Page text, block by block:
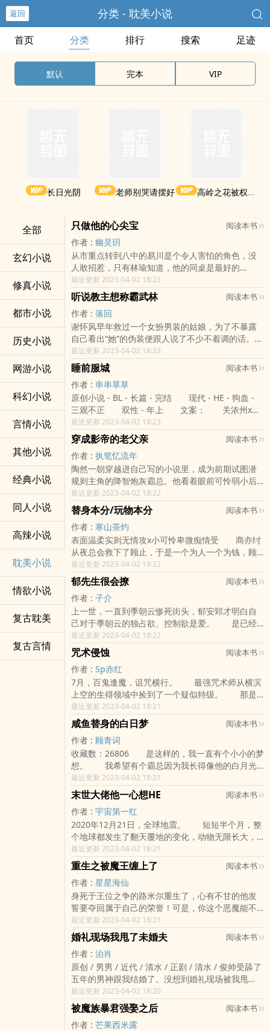
返回 分类 - 耽美小说
首页 分类 排行 搜索 足迹
默认 完本 VIP
长日光阴 老师别哭请摆好 高岭之花被权贵轮了后
全部
玄幻小说
修真小说
都市小说
历史小说
网游小说
科幻小说
言情小说
其他小说
经典小说
同人小说
高辣小说
耽美小说
情欲小说
复古耽美
复古言情
只做他的心尖宝 阅读本书
作者 : 幽灵玥
从市重点转到八中的易川是个令人害怕的角色，没
人敢招惹，只有林瑜知道，他的同桌是最好的
人。 林瑜一直觉得，自己是一个不够幸运的
人，直到遇见易川，在他的眼里，同桌细心聪明，
开朗活泼，没有什么不会的东西，这样的人应该家
庭美满幸福，可是越接触他才知道，这世上会有人
比他更不幸，可却比他活的更精彩。 易川是林
瑜灰暗里照射进来的一缕光，他拼了命想要把光留
下。 ——后来易川事业有成，成了年轻人眼中
的香饽饽，可就是这样的他，却毫不掩饰自己已有
对象，令所有人惋惜。 有人问过林瑜，你凭什
么霸占着易川，林瑜只是笑笑:“就凭，他只喜欢
我。” 又有人问易川，优秀的人那么多，你为什
么选择了林瑜。 易川抬手捏住林瑜为他设计的
耳钉，露出了手上宣示主权的钻戒:“因为我如今的一
切都是为了他而奋斗，我的动力就是想成为他的未
来。”我们是彼此的一切，非你不可。 ☆不虐，
不虐，不虐，重要的事情说三遍！☆互宠，甜文，
要透过表象（简介）看内质。 分类：HE 青春 校
园 现代 各位书友要是觉得《只做他的心尖宝》还不
错的话请不要忘记向您QQ群和微博里的朋友推荐
哦！
最近更新 2023-04-02 18:23
听说教主想称霸武林 阅读本书
作者 : 落回
谢怀风早年救过一个女扮男装的姑娘，为了不暴露
自己看出“她”的伪装便跟人说了不少不着调的话。没
想到几年后这“姑娘”竟然找了回来，却不见当年眉清
目秀的样子，任谁都能看出是个锋芒毕露的少年。
少年在江湖上名声大噪，传说是个杀人不眨眼的魔
头，却被谢怀风夸上一句就红了耳朵。-谢怀风手里
拿着茶馆买来的话本，边翻边念。“杀人如麻，嗜血
成狂？”郁迟：“…没有。”“沉默寡言，脾气古怪？”郁
迟：“…也没有。”“与风流剑多年宿敌，二人恩怨纠葛
深重？”郁迟：“…有恩，无怨。”谢怀风看到最后，
“还曾与教众承诺定带领魔教血洗江湖称霸武林？”郁
迟：“……”-假风流真无情攻（谢怀风）x假冷血真深
情受（郁迟），强强，暗恋→甜宠剧情简单，大白
话，涉及很少一点朝堂，看个乐子不要太较真！卷
一攻视角多卷二受视角多，总体来说不分主攻或
受，在意主攻主受的小可爱慎重！ 各位书友要是觉
得《听说教主想称霸武林》还不错的话请不要忘记
向您QQ群和微博里的朋友推荐哦！
最近更新 2023-04-02 18:23
睡前服城 阅读本书
作者 : 串串草草
原创小说 - BL - 长篇 - 完结 现代 - HE - 狗血 -
三观不正 双性 - 年上 文案： 关浓州x陈
梦刀 理想主义二极管遇上衣冠禽兽老流氓
封建大家长老流氓攻x（伪）毒舌心软丢球跑受
年上 学长学弟→师生 受前期医生后期律师 双性
破镜重圆 生子 依旧是非典型狗血和非典型渣贱
童养媳（误）生崽后丢球跑了 攻受年龄差10岁
雷点多文笔渣 章节名三个字的有肉 一切涉
及专业知识的都是瞎掰 是发生在另一个宇宙的故事
各位书友要是觉得《睡前服城》还不错的话请不要
忘记向您QQ群和微博里的朋友推荐哦！
最近更新 2023-04-02 18:23
穿成影帝的老父亲 阅读本书
作者 : 执笔忆流年
陶然一朝穿越进自己写的小说里，成为前期试图潜
规则主角的降智炮灰霸总。他看着眼前可怜弱小后
期大杀四方的儿砸满脸慈爱。 这鼻子这眉眼这
气度这八块腹肌！我儿砸天下第一帅！ 好人
脉，都是他的！好资源，都是他的！美人，都是他
的！ 甚至在片场霸气宣言：谁都别想欺负我儿
砸！ 众人：这是什么特殊的情趣？ 所有人
都以为陶然想潜晏池，连晏池自己都这么以为。可
他一直等啊等，等到他大红大紫，都成为国际巨星
了，却连金主的床单都没摸到！ 晏池：你到底
为什么对我这么好？ 陶然满脸慈爱：儿砸，不
用不好意思，爸爸相信你，其实哪怕没有我，你也
会很牛逼的，爸爸看好你哦！ 晏池：？？？我
他妈以为你想潜我，合着你竟然真的把我当儿子
养？！ 某人气势汹汹锁了门，扯了领带，对上
那张懵逼的脸冷笑道：来，好叫你知道知道，谁才
是爸爸！ 脑补恋爱苦逼影帝攻*操碎心的老父亲
沙雕霸总受 1、推荐基友主攻文：《快穿之登高
临下》BY甲子亥 2、双洁，无原型，勿带入
内容标签：娱乐圈 甜文 穿书 爽文 各位书友要是觉
得《穿成影帝的老父亲》还不错的话请不要忘记向
您QQ群和微博里的朋友推荐哦！
最近更新 2023-04-02 18:22
替身本分/玩物本分 阅读本书
作者 : 寒山茶灼
表面温柔实则无情攻x小可怜卑微痴情受 商亦纣
从夜总会救下了顾止，于是一个为人一个为钱，顾
止当了赵纣七年的情人。 不仅是情人，还是替
身。 商亦纣把顾止捧成了一个不温不火的明
星，顾止一直以为自己是商亦纣的替身预备役第一
名，直至另一个小玩物的出现，他猛然惊醒。
原来在他的金主心里，他也是随时可被替换
的。 狗血虐文 受不是传统好东西，但是传
统渣贱。 后期必有追妻火葬场 标签: 虐恋 狗
血 豪门 各位书友要是觉得《替身本分/玩物本分》
还不错的话请不要忘记向您QQ群和微博里的朋友推
荐哦！
最近更新 2023-04-02 18:22
郁先生很会撩 阅读本书
作者 : 子介
上一世，一直到季朝云惨死街头，郁安郅才明白自
己对于季朝云的独占欲、控制欲是爱。 是已经
刻在骨子里却不自知的爱。 可惜季朝云已经死
了。 重来一世季朝云：我刚刚跟人干架，人字
拖坏了。 郁安郅：我背你。 季朝云：这太
阳好刺眼。 郁安郅：（伸出手遮在眼帘上
方） 季朝云：大太阳底下，好热啊。 郁安
郅：（伸出手在脸颊处左右煽动）郁先生改邪归正
了啊，郁先生渣男变忠犬了，郁先生你慢点儿
撩。 分类：重生 HE 甜文 无脑宠妻攻 梨涡骗子
毒舌暴躁受 各位书友要是觉得《郁先生很会撩》还
不错的话请不要忘记向您QQ群和微博里的朋友推荐
哦！
最近更新 2023-04-02 18:22
咒术侵蚀 阅读本书
作者 : Sp赤红
7月，百鬼逢魔，诅咒横行。 最强咒术师从横滨
上空的生得领域中捡到了一个疑似特级。 那是
曾经的神明，陨灭之后被狂气污染的污浊诅
咒。 如今非神非人，亦不是咒灵的中也从死亡
中被唤醒，才发现死亡并不是结束，而是一个开
端。 五条：我想看看名为污浊的余烬中会开出
怎样的花。 中也：你是我无边疯狂中唯一的锚
点。 //不管你被污浊侵蚀到何种程度，我都会把
你的灵魂拉回来。 //和污浊进行灵魂共鸣是一种
什么体验？谢邀，神交的体验。 //污浊警
告！ 排雷： 1.世界观融合预警，噬魂、咒
术、5元神存在部分融合二设，有中也武器化设定
（请参考野良神器） 2.if线中也，首领宰跳楼后
开污浊死亡 3.主视角可能会在五条老师和中也之
间切换，cp五条x中也 4.正文完，番外大概不是
日更内容标签： 综漫 少年漫 文野 咒回 各位书友要
是觉得《咒术侵蚀》还不错的话请不要忘记向您QQ
群和微博里的朋友推荐哦！
最近更新 2023-04-02 18:21
咸鱼替身的白日梦 阅读本书
作者 : 顾青词
收藏数：26806 是这样的，我一直有个小小的梦
想。 我希望有个霸总因为我长得像他的白月光
而找上我，把我安置在大别墅里，对我很冷漠，从
来不睡觉，只是想念白月光时才过来看我的
脸。 白月光回来后，他利落的把别墅过户给
我，并且无情的给我几百万分手费，威胁我不准告
诉白月光，于是我只剩下大别墅和几百万孤苦度
日，想想都令人心疼。 我每天都祈祷着有一天
能遇到那位阔气的霸总 直到有一天，真的有霸
总从车上下来，冷冷的盯着我看。 “你开个条件
吧。” 内容标签： 豪门世家 情有独钟 因缘邂逅
甜文 各位书友要是觉得《咸鱼替身的白日梦》还不
错的话请不要忘记向您QQ群和微博里的朋友推荐
哦！
最近更新 2023-04-02 18:21
末世大佬他一心想HE 阅读本书
作者 : 宇宙第一红
2020年12月21日，全球地震。 短短半个月，整
个地球都发生了翻天覆地的变化，动物无限长大，
人类出现异能。 世界翻了一个新篇章，后世将
此称为灵气复苏。 无数人因此丧命，但同时，
也有人踩着鲜血和尸体往上爬。 爬到巅峰，掌
控一切。 掌控——你所爱的。 —— 沈
奕七岁的时候，交到一个好朋友。 好朋友家里
穷，吃不起饭，他就把好朋友带回家，藏到床底
下，把自己的好吃的都分给他一半。 后来，他
的好朋友长大了，翻上了他的床，锁住了他的
腿。 温和善良受×偏执狠辣攻 （现实向 陈老
大是个狠人） 内容标签： 豪门世家 爱情战争 末
世 升级流 各位书友要是觉得《末世大佬他一心想
HE》还不错的话请不要忘记向您QQ群和微博里的朋
友推荐哦！
最近更新 2023-04-02 18:21
重生之被魔王缠上了 阅读本书
作者 : 星星海仙
身死于王位之争的路米尔重生了，心有不甘的他发
誓要夺回属于自己的荣誉！可是，你这个恶魔能不
能别阻碍我奋发图强的道路！我没空谈恋爱！但当
路米尔抵抗不了命运的造化弄人，被恶魔救了一次
又一次之后，他觉得其实可以勉勉强强和恶魔谈一
下恋爱。当他切身体会到身边常备一个工具魔的方
便与实用之后，他也未尝不感叹命运的馈赠：嗯，
真香！流氓痴情外加曾经变态不要脸恶魔攻×高贵傲
娇野心勃勃妖精受 各位书友要是觉得《重生之被魔
王缠上了》还不错的话请不要忘记向您QQ群和微博
里的朋友推荐哦！
最近更新 2023-04-02 18:21
婚礼现场我甩了未婚夫 阅读本书
作者 : 泊肖
原创 / 男男 / 近代 / 清水 / 正剧 / 清水 / 俊帅受舔了
五年的男神跟我结婚了。没想到婚礼现场被我甩
了。心如死灰攻＋追夫火葬场换受文，主攻1v1 各
位书友要是觉得《婚礼现场我甩了未婚夫》还不错
的话请不要忘记向您QQ群和微博里的朋友推荐哦！
最近更新 2023-04-02 18:20
被魔族暴君强娶之后 阅读本书
作者 : 芒果西米露